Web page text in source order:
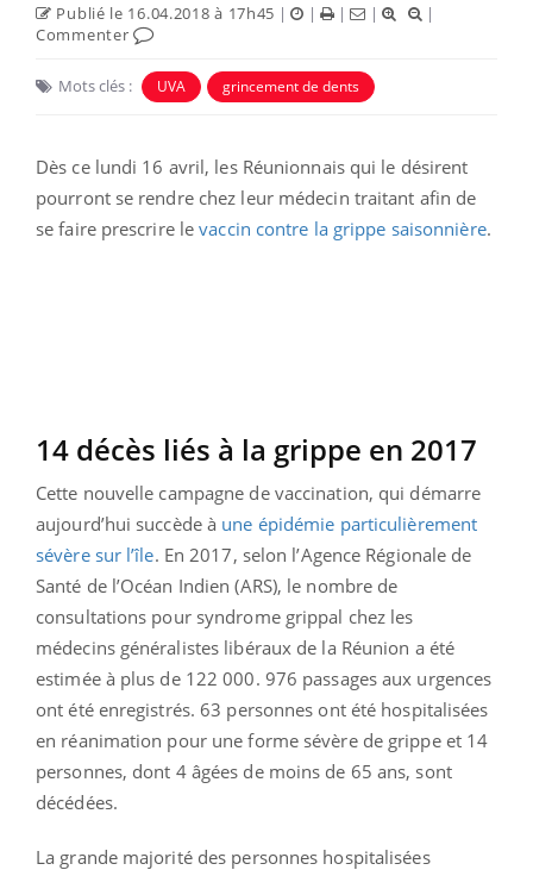
Publié le 16.04.2018 à 17h45 | | | |
|
Commenter
Mots clés : UVA grincement de dents
Dès ce lundi 16 avril, les Réunionnais qui le désirent
pourront se rendre chez leur médecin traitant afin de
se faire prescrire levaccin contre la grippe saisonnière.
14 décès liés à la grippe en 2017
Cette nouvelle campagne de vaccination, qui démarre
aujourd’hui succède à une épidémie particulièrement
sévère sur l’île. En 2017, selon l’Agence Régionale de
Santé de l’Océan Indien (ARS), le nombre de
consultations pour syndrome grippal chez les
médecins généralistes libéraux de la Réunion a été
estimée à plus de 122 000. 976 passages aux urgences
ont été enregistrés. 63 personnes ont été hospitalisées
en réanimation pour une forme sévère de grippe et 14
personnes, dont 4 âgées de moins de 65 ans, sont
décédées.
La grande majorité des personnes hospitalisées